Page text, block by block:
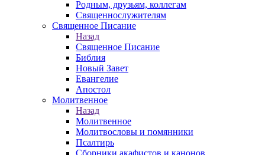
Родным, друзьям, коллегам
Священнослужителям
Священное Писание
Назад
Священное Писание
Библия
Новый Завет
Евангелие
Апостол
Молитвенное
Назад
Молитвенное
Молитвословы и помянники
Псалтирь
Сборники акафистов и канонов